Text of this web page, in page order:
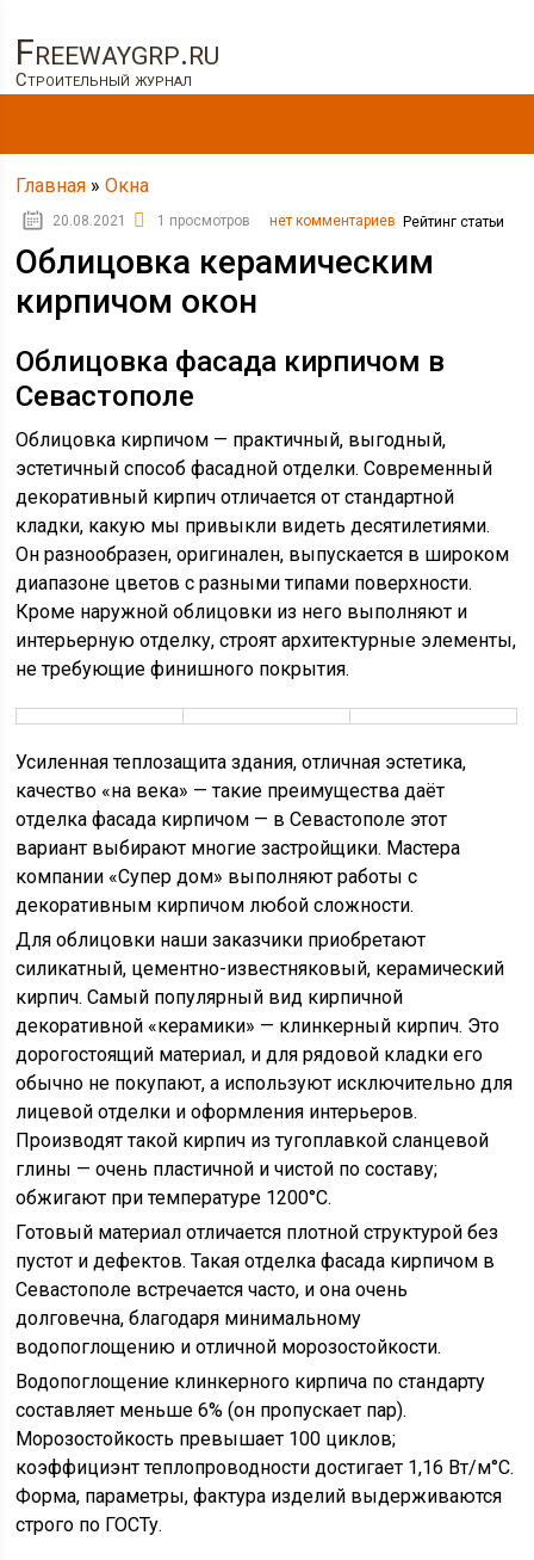
Freewaygrp.ru
Строительный журнал
Главная »Окна
20.08.2021 1 просмотров нет комментариев Рейтинг статьи
Облицовка керамическим
кирпичом окон
Облицовка фасада кирпичом в
Севастополе
Облицовка кирпичом — практичный, выгодный,
эстетичный способ фасадной отделки. Современный
декоративный кирпич отличается от стандартной
кладки, какую мы привыкли видеть десятилетиями.
Он разнообразен, оригинален, выпускается в широком
диапазоне цветов с разными типами поверхности.
Кроме наружной облицовки из него выполняют и
интерьерную отделку, строят архитектурные элементы,
не требующие финишного покрытия.
Усиленная теплозащита здания, отличная эстетика,
качество «на века» — такие преимущества даёт
отделка фасада кирпичом — в Севастополе этот
вариант выбирают многие застройщики. Мастера
компании «Супер дом» выполняют работы с
декоративным кирпичом любой сложности.
Для облицовки наши заказчики приобретают
силикатный, цементно-известняковый, керамический
кирпич. Самый популярный вид кирпичной
декоративной «керамики» — клинкерный кирпич. Это
дорогостоящий материал, и для рядовой кладки его
обычно не покупают, а используют исключительно для
лицевой отделки и оформления интерьеров.
Производят такой кирпич из тугоплавкой сланцевой
глины — очень пластичной и чистой по составу;
обжигают при температуре 1200°C.
Готовый материал отличается плотной структурой без
пустот и дефектов. Такая отделка фасада кирпичом в
Севастополе встречается часто, и она очень
долговечна, благодаря минимальному
водопоглощению и отличной морозостойкости.
Водопоглощение клинкерного кирпича по стандарту
составляет меньше 6% (он пропускает пар).
Морозостойкость превышает 100 циклов;
коэффициэнт теплопроводности достигает 1,16 Вт/м°С.
Форма, параметры, фактура изделий выдерживаются
строго по ГОСТу.